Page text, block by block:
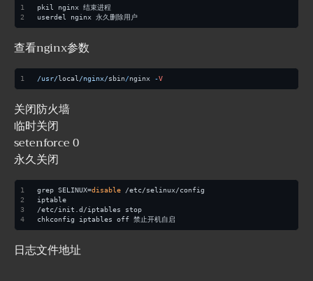
pkil nginx 结束进程
userdel nginx 永久删除用户
查看nginx参数
/usr/local /nginx/sbin/nginx -V
关闭防火墙
临时关闭
setenforce 0
永久关闭
grep SELINUX=disable /etc/selinux/config
iptable
/etc/init.d/iptables stop
chkconfig iptables off 禁止开机自启
日志文件地址